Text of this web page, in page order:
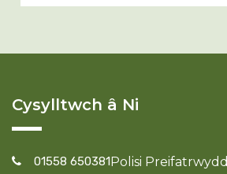
Cysylltwch â Ni
01558 650381Polisi Preifatrwydd